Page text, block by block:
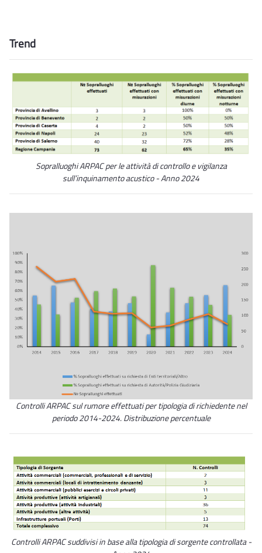
Trend
Sopralluoghi ARPAC per le attività di controllo e vigilanza
sull’inquinamento acustico - Anno 2024
Controlli ARPAC sul rumore effettuati per tipologia di richiedente nel
periodo 2014-2024. Distribuzione percentuale
Controlli ARPAC suddivisi in base alla tipologia di sorgente controllata -